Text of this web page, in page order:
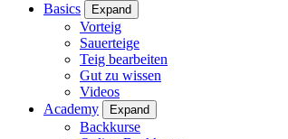
Basics
Expand
Vorteig
Sauerteige
Teig bearbeiten
Gut zu wissen
Videos
Academy
Expand
Backkurse